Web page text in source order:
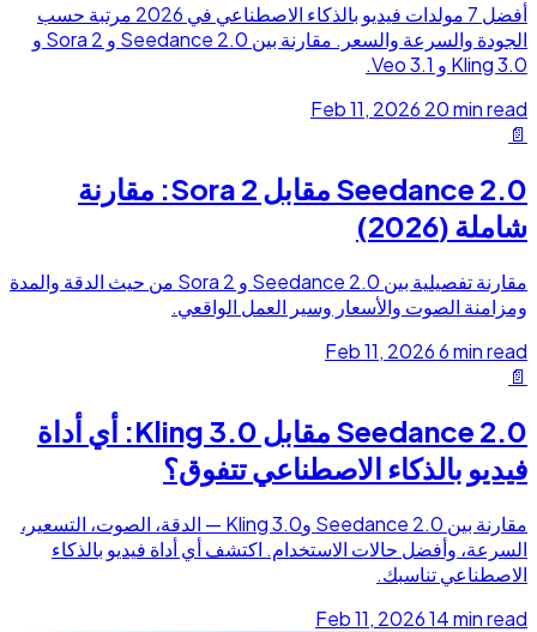
أفضل 7 مولدات فيديو بالذكاء الاصطناعي في 2026 مرتبة حسب
الجودة والسرعة والسعر. مقارنة بين Seedance 2.0 و Sora 2 و
Kling 3.0 و Veo 3.1.
Feb 11, 2026 20 min read
📄
Seedance 2.0 مقابل Sora 2: مقارنة
شاملة (2026)
مقارنة تفصيلية بين Seedance 2.0 و Sora 2 من حيث الدقة والمدة
ومزامنة الصوت والأسعار وسير العمل الواقعي.
Feb 11, 20266 min read
📄
Seedance 2.0 مقابل Kling 3.0: أي أداة
فيديو بالذكاء الاصطناعي تتفوق؟
مقارنة بين Seedance 2.0 وKling 3.0 — الدقة، الصوت، التسعير،
السرعة، وأفضل حالات الاستخدام. اكتشف أي أداة فيديو بالذكاء
الاصطناعي تناسبك.
Feb 11, 202614 min read